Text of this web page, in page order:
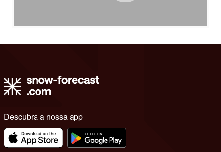
Descubra a nossa app